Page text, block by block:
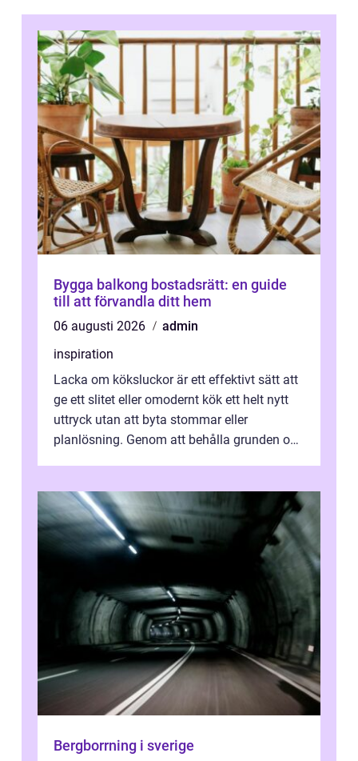
Bygga balkong bostadsrätt: en guide
till att förvandla ditt hem
06 augusti 2026
admin
inspiration
Lacka om köksluckor är ett effektivt sätt att
ge ett slitet eller omodernt kök ett helt nytt
uttryck utan att byta stommar eller
planlösning. Genom att behålla grunden och
Bergborrning i sverige